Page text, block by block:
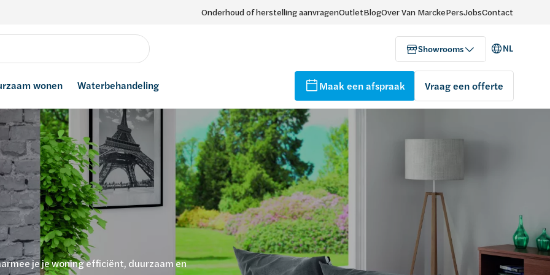
Onderhoud of herstelling aanvragenOutletBlogOver Van MarckePersJobsContact
Showrooms NL
wonen Waterbehandeling Maak een afspraak Vraag een offerte
je je woning efficiënt, duurzaam en